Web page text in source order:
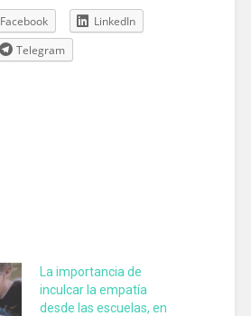
Facebook
LinkedIn
Telegram
La importancia de
inculcar la empatía
desde las escuelas, en